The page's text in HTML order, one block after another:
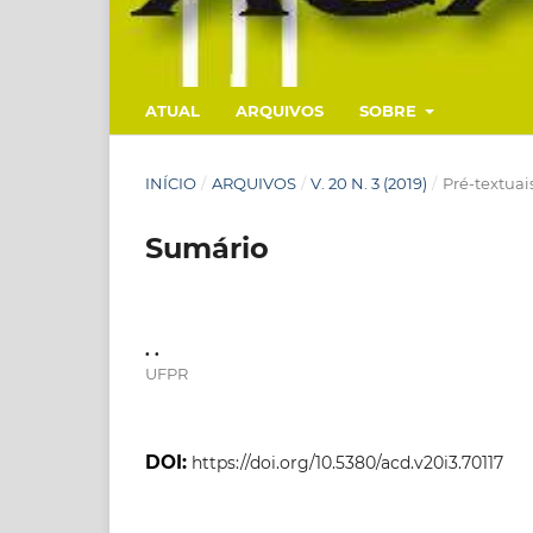
ATUAL ARQUIVOS SOBRE
INÍCIO / ARQUIVOS / V. 20 N. 3 (2019) / Pré-
Sumário
. .
UFPR
DOI: https://doi.org/10.5380/acd.v20i3.70117